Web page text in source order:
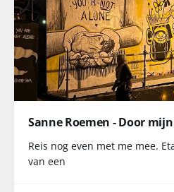
Sanne Roemen - Door
Reis nog even met me mee.
van een